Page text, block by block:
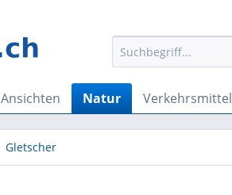
Ansichten Natur Verkehrsmittel
Gletscher